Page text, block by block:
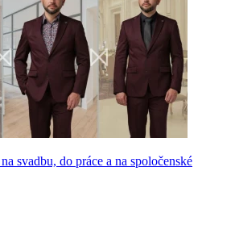
svadbu, do práce a na spoločenské